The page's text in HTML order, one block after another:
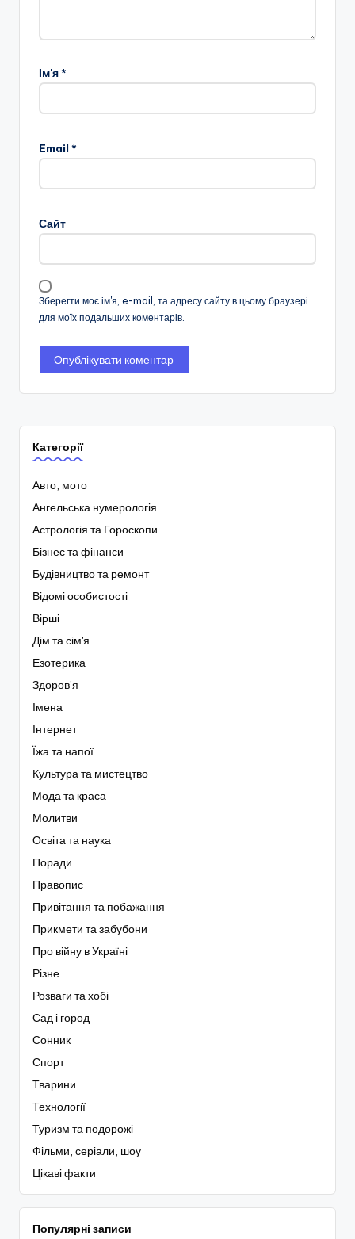
Ім'я*
Email *
Сайт
Зберегти моє ім'я, e-mail, та адресу сайту в цьому браузері
для моїх подальших коментарів.
Категорії
Авто, мото
Ангельська нумерологія
Астрологія та Гороскопи
Бізнес та фінанси
Будівництво та ремонт
Відомі особистості
Вірші
Дім та сім'я
Езотерика
Здоров’я
Імена
Інтернет
Їжа та напої
Культура та мистецтво
Мода та краса
Молитви
Освіта та наука
Поради
Правопис
Привітання та побажання
Прикмети та забубони
Про війну в Україні
Різне
Розваги та хобі
Сад і город
Сонник
Спорт
Тварини
Технології
Туризм та подорожі
Фільми, серіали, шоу
Цікаві факти
Популярні записи